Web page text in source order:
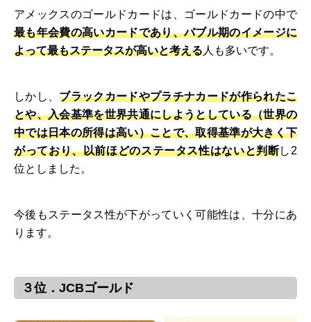
アメックスのゴールドカードは、ゴールドカードの中で
最も年会費の高いカードであり、バブル期のイメージに
よって最もステータスが高いと考える人も多いです。
しかし、ブラックカードやプラチナカードが作られたこ
とや、入会基準を世界共通にしようとしている（世界の
中では日本の所得は高い）ことで、取得基準が大きく下
がっており、以前ほどのステータス性はないと判断し2
位としました。
今後もステータス性が下がっていく可能性は、十分にあ
ります。
３位．JCBゴールド